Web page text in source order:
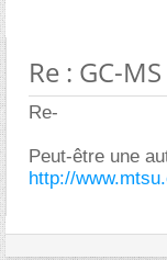
Re : GC-
Re-
Peut-être une
http://